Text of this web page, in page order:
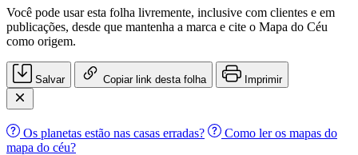
Você pode usar esta folha livremente, inclusive com clientes e em
publicações, desde que mantenha a marca e cite o Mapa do Céu
como origem.
Salvar Copiar link desta folha Imprimir
Os planetas estão nas casas erradas?
Como ler os mapas do
mapa do céu?